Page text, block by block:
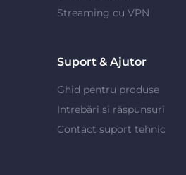
Streaming cu VPN
Suport & Ajutor
Ghid pentru produse
Intrebări si răspunsuri
Contact suport tehnic